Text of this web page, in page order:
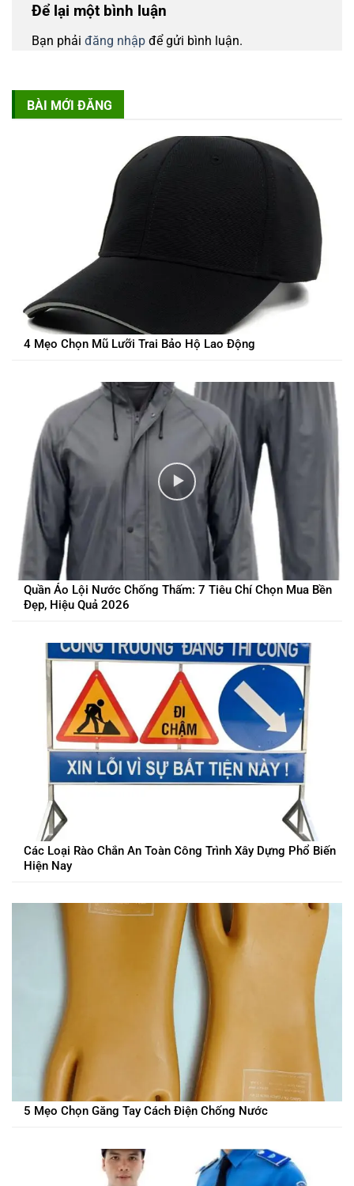
Để lại một bình luận
Bạn phải đăng nhập để gửi bình luận.
BÀI MỚI ĐĂNG
4 Mẹo Chọn Mũ Lưỡi Trai Bảo Hộ Lao Động
Quần Áo Lội Nước Chống Thấm: 7 Tiêu Chí Chọn Mua Bền
Đẹp, Hiệu Quả 2026
Các Loại Rào Chắn An Toàn Công Trình Xây Dựng Phổ Biến
Hiện Nay
5 Mẹo Chọn Găng Tay Cách Điện Chống Nước